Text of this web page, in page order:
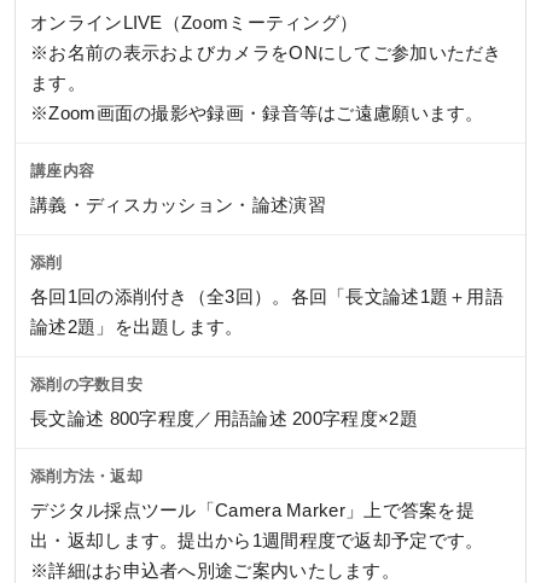
オンラインLIVE（Zoomミーティング）
※お名前の表示およびカメラをONにしてご参加いただき
ます。
※Zoom画面の撮影や録画・録音等はご遠慮願います。
講座内容
講義・ディスカッション・論述演習
添削
各回1回の添削付き（全3回）。各回「長文論述1題＋用語
論述2題」を出題します。
添削の字数目安
長文論述 800字程度／用語論述 200字程度×2題
添削方法・返却
デジタル採点ツール「Camera Marker」上で答案を提
出・返却します。提出から1週間程度で返却予定です。
※詳細はお申込者へ別途ご案内いたします。